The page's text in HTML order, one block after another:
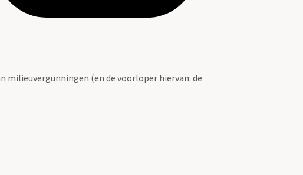
milieuvergunningen (en de voorloper hiervan: de